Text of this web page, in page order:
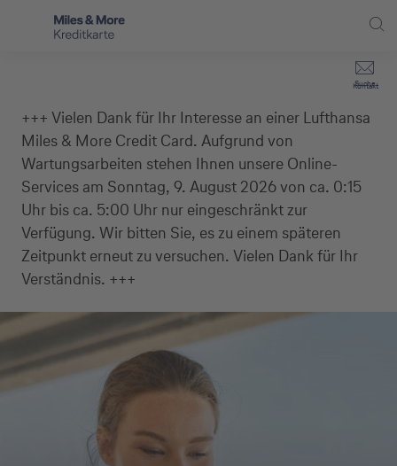
Direkt zur Suche (Enter drücken)
Direkt zum Hauptinhalt (Enter drücken)
Kontakt
Suche
Selbstständige
Unternehmen
Häufige Fragen
Miles & More Programm
Schritt für Schritt zur neuen Karte
Kreditkarte empfehlen
Kreditkarten-Banking
Kreditkarte beantragen
+++ Vielen Dank für Ihr Interesse an einer Lufthansa
Miles & More Credit Card. Aufgrund von
Wartungsarbeiten stehen Ihnen unsere Online-
Services am Sonntag, 9. August 2026 von ca. 0:15
Uhr bis ca. 5:00 Uhr nur eingeschränkt zur
Verfügung. Wir bitten Sie, es zu einem späteren
Zeitpunkt erneut zu versuchen. Vielen Dank für Ihr
Verständnis. +++